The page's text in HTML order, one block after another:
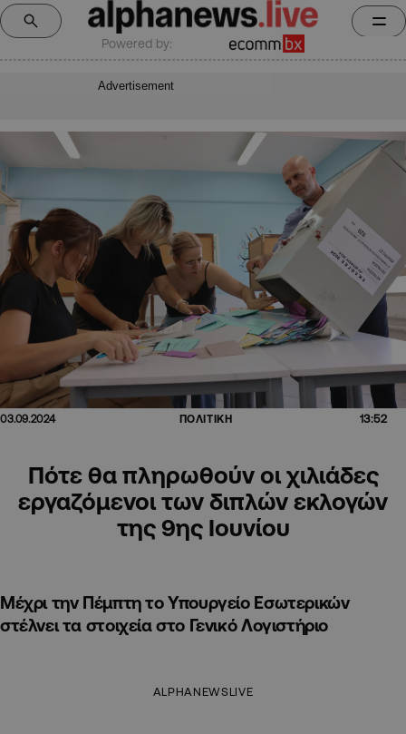
Powered by:
Advertisement
03.09.2024 ΠΟΛΙΤΙΚΗ 13:52
Πότε θα πληρωθούν οι χιλιάδες
εργαζόμενοι των διπλών εκλογών
της 9ης Ιουνίου
Μέχρι την Πέμπτη το Υπουργείο Εσωτερικών
στέλνει τα στοιχεία στο Γενικό Λογιστήριο
ALPHANEWSLIVE